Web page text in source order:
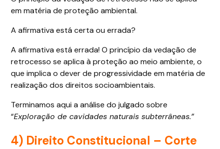
em matéria de proteção ambiental.
A afirmativa está certa ou errada?
A afirmativa está errada! O princípio da vedação de
retrocesso se aplica à proteção ao meio ambiente, o
que implica o dever de progressividade em matéria de
realização dos direitos socioambientais.
Terminamos aqui a análise do julgado sobre
“Exploração de cavidades naturais subterrâneas.”
4) Direito Constitucional – Corte